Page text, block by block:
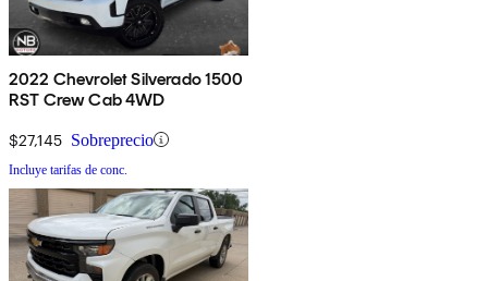
2022 Chevrolet Silverado 1500
RST Crew Cab 4WD
$27,145 Sobreprecio
Incluye tarifas de conc.